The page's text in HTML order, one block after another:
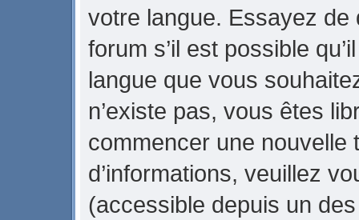
votre langue. Essayez
forum s’il est possible
langue que vous
n’existe pas, vous êtes
commencer une nouvelle
d’informations, veuillez
(accessible depuis un